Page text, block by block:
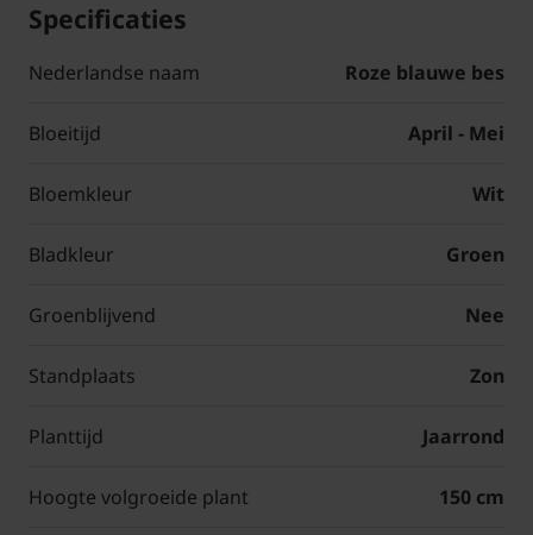
Specificaties
Nederlandse naam Roze blauwe bes
Bloeitijd April - Mei
Bloemkleur Wit
Bladkleur Groen
Groenblijvend Nee
Standplaats Zon
Planttijd Jaarrond
Hoogte volgroeide plant 150 cm